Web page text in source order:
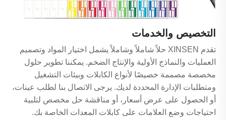
التخصيص والخدمات
تقدم XINSEN حلاً شاملاً وشاملاً يشمل اختيار المواد وتصميم
العمليات والنماذج الأولية والإنتاج الضخم. يمكننا تطوير حلول
مخصصة مصممة خصيصًا لأنواع الكابلات وبيئات التشغيل
ومتطلبات الإدارة المحددة لديك. يرجى الاتصال بنا لطلب عينات،
أو الحصول على عرض أسعار، أو مناقشة حل مخصص لتلبية
احتياجات وضع العلامات على كابلات المعدات الخاصة بك.